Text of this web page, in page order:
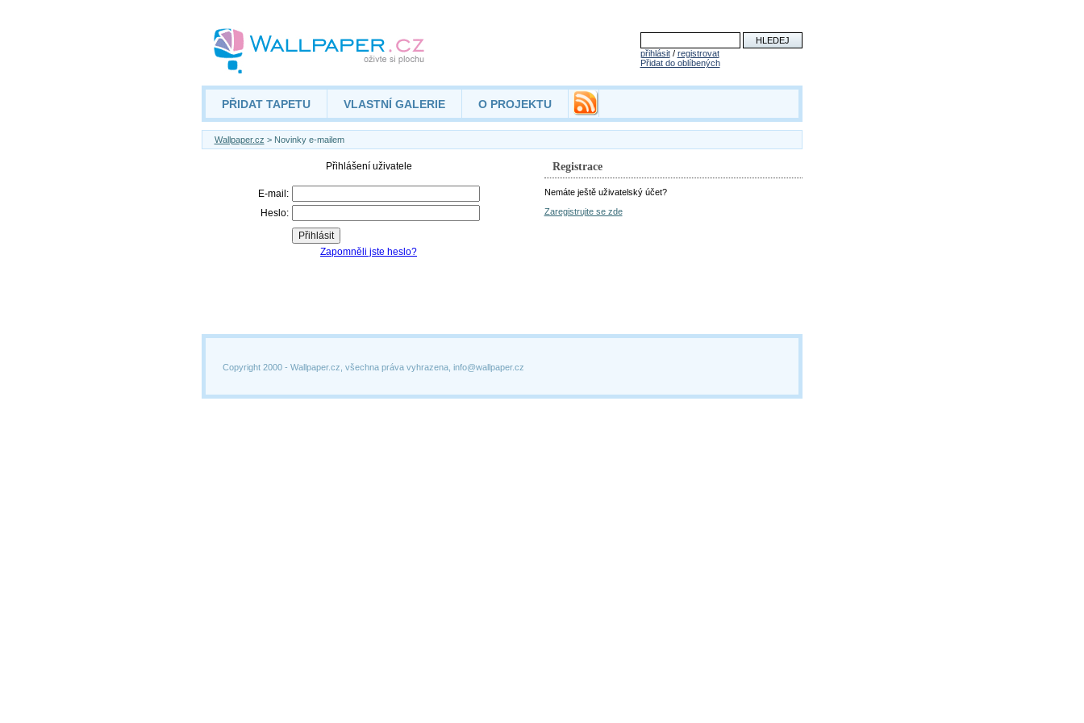
přihlásit/ registrovat
Přidat do oblíbených
PŘIDAT TAPETU VLASTNÍ GALERIE O PROJEKTU
Wallpaper.cz > Novinky e-mailem
Registrace
Nemáte ještě uživatelský účet?
Zaregistrujte se zde
Copyright 2000 - Wallpaper.cz, všechna práva vyhrazena, info@wallpaper.cz